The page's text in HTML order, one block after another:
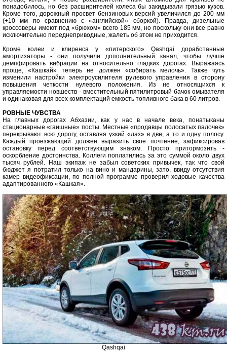
понадобилось, но без расширителей колеса бы закидывали грязью кузов.
Кроме того, дорожный просвет бензиновых версий увеличился до 200 мм
(+10 мм по сравнению с «английской» сборкой). Правда, дизельные
кроссоверы имеют под «брюхом» всего 185 мм, но поскольку они все равно
исключительно переднеприводные, жалеть об этом не приходится.
Кроме колеи и клиренса у «питерского» Qashqai доработанные
амортизаторы - они получили дополнительный канал, чтобы лучше
демпфировать вибрации на относительно гладких дорогах. Выражаясь
проще, «Кашкай» теперь не должен «собирать мелочь». Также чуть
изменили настройки электроусилителя рулевого управления в сторону
повышения четкости нулевого положения. Из не относящихся к
управляемости новшеств - вместительный пятилитровый бачок омывателя
и одинаковая для всех комплектаций емкость топливного бака в 60 литров.
РОВНЫЕ ЧУВСТВА
На главных дорогах Абхазии, как у нас в начале века, понатыканы
стационарные «гаишные» посты. Местные «продавцы полосатых палочек»
перекрывают всю дорогу, оставляя узкий «лаз» в две, а то и одну полосу.
Каждый проезжающий должен выразить свое почтение, зафиксировав
остановку перед соответствующим знаком. Просто притормозить -
оскорбление достоинства. Коллеги поплатились за это суммой около двух
тысяч рублей. Наш экипаж не забыл советских привычек, так что свой
бюджет я потратил только на вино и мандарины, зато, ввиду отсутствия
камер видеофиксации, по полной программе проверил ходовые качества
адаптированного «Кашкая».
Qashqai